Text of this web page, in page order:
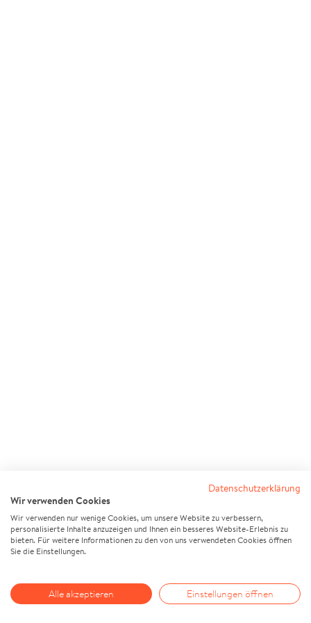
Datenschutzerklärung
Wir verwenden Cookies
Wir verwenden nur wenige Cookies, um unsere Website zu verbessern,
personalisierte Inhalte anzuzeigen und Ihnen ein besseres Website-Erlebnis zu
bieten. Für weitere Informationen zu den von uns verwendeten Cookies öffnen
Sie die Einstellungen.
Alle akzeptieren Einstellungen öffnen